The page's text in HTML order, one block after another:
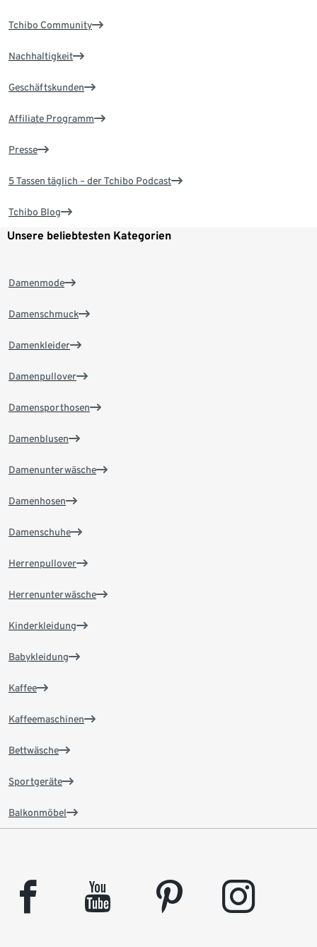
Tchibo Community
Nachhaltigkeit
Geschäftskunden
Affiliate Programm
Presse
5 Tassen täglich – der Tchibo Podcast
Tchibo Blog
Unsere beliebtesten Kategorien
Damenmode
Damenschmuck
Damenkleider
Damenpullover
Damensporthosen
Damenblusen
Damenunterwäsche
Damenhosen
Damenschuhe
Herrenpullover
Herrenunterwäsche
Kinderkleidung
Babykleidung
Kaffee
Kaffeemaschinen
Bettwäsche
Sportgeräte
Balkonmöbel
facebook youtube pinterest instagram